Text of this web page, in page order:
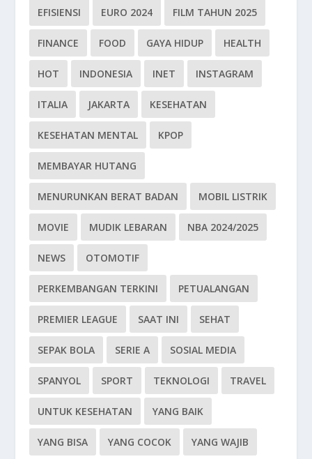
EFISIENSI EURO 2024 FILM TAHUN 2025
FINANCE FOOD GAYA HIDUP HEALTH
HOT INDONESIA INET INSTAGRAM
ITALIA JAKARTA KESEHATAN
KESEHATAN MENTAL KPOP
MEMBAYAR HUTANG
MENURUNKAN BERAT BADAN MOBIL LISTRIK
MOVIE MUDIK LEBARAN NBA 2024/2025
NEWS OTOMOTIF
PERKEMBANGAN TERKINI PETUALANGAN
PREMIER LEAGUE SAAT INI SEHAT
SEPAK BOLA SERIE A SOSIAL MEDIA
SPANYOL SPORT TEKNOLOGI TRAVEL
UNTUK KESEHATAN YANG BAIK
YANG BISA YANG COCOK YANG WAJIB